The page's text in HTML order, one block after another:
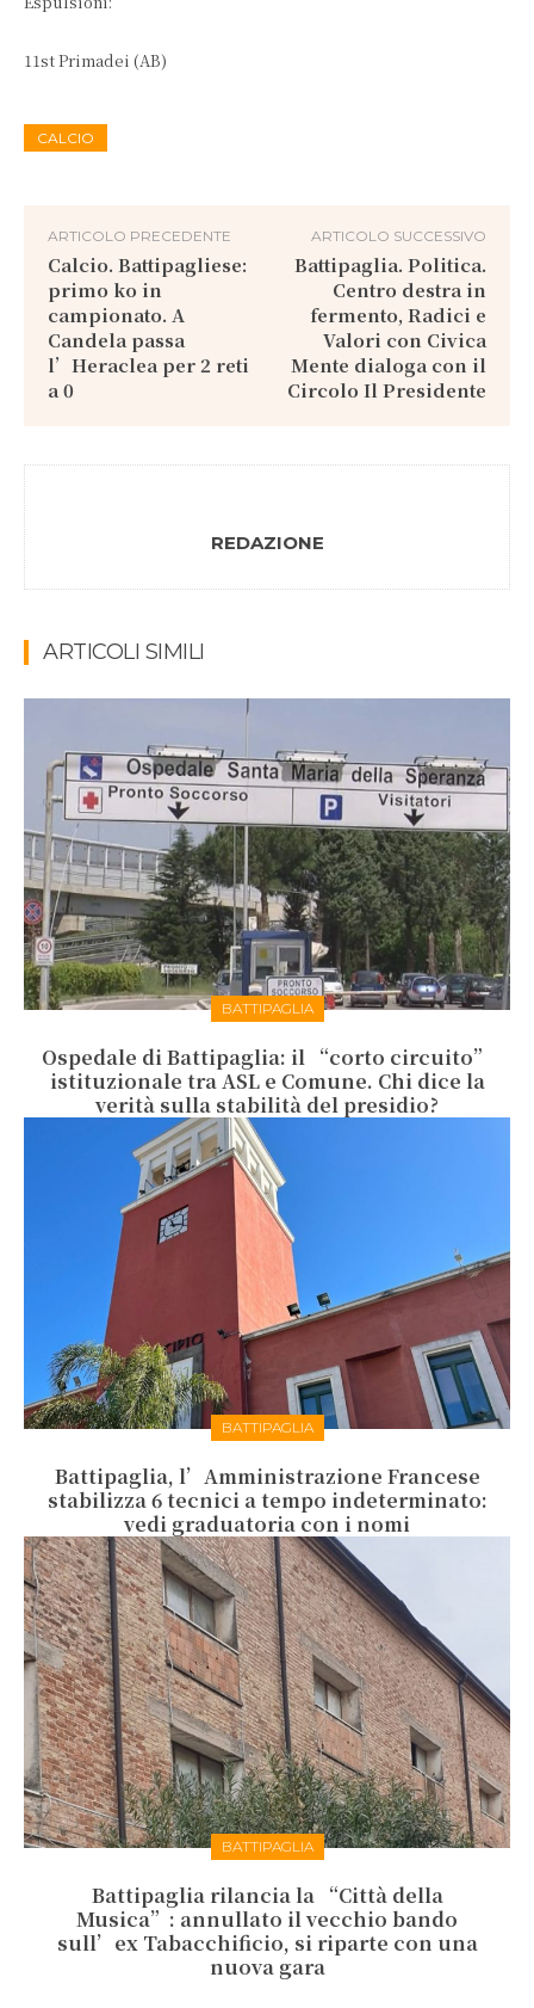
11st Primadei (AB)
CALCIO
ARTICOLO PRECEDENTE
Calcio. Battipagliese:
primo ko in
campionato. A
Candela passa
l’Heraclea per 2 reti
a 0
ARTICOLO SUCCESSIVO
Battipaglia. Politica.
Centro destra in
fermento, Radici e
Valori con Civica
Mente dialoga con il
Circolo Il Presidente
REDAZIONE
ARTICOLI SIMILI
BATTIPAGLIA
Ospedale di Battipaglia: il “corto circuito”
istituzionale tra ASL e Comune. Chi dice la
verità sulla stabilità del presidio?
BATTIPAGLIA
Battipaglia, l’Amministrazione Francese
stabilizza 6 tecnici a tempo indeterminato:
vedi graduatoria con i nomi
BATTIPAGLIA
Battipaglia rilancia la “Città della
Musica”: annullato il vecchio bando
sull’ex Tabacchificio, si riparte con una
nuova gara